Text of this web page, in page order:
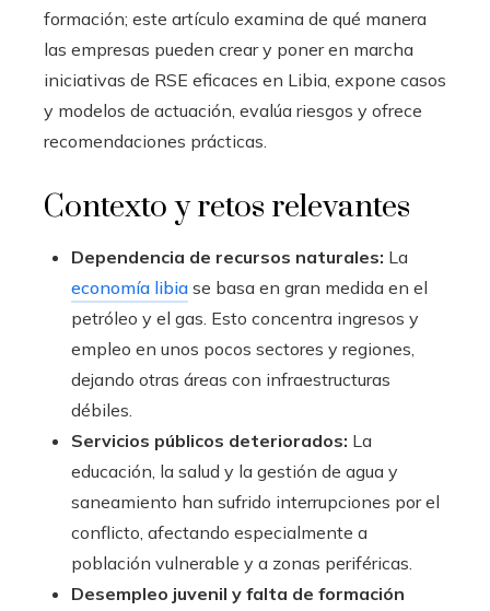
formación; este artículo examina de qué manera
las empresas pueden crear y poner en marcha
iniciativas de RSE eficaces en Libia, expone casos
y modelos de actuación, evalúa riesgos y ofrece
recomendaciones prácticas.
Contexto y retos relevantes
Dependencia de recursos naturales: La
economía libia se basa en gran medida en el
petróleo y el gas. Esto concentra ingresos y
empleo en unos pocos sectores y regiones,
dejando otras áreas con infraestructuras
débiles.
Servicios públicos deteriorados: La
educación, la salud y la gestión de agua y
saneamiento han sufrido interrupciones por el
conflicto, afectando especialmente a
población vulnerable y a zonas periféricas.
Desempleo juvenil y falta de formación